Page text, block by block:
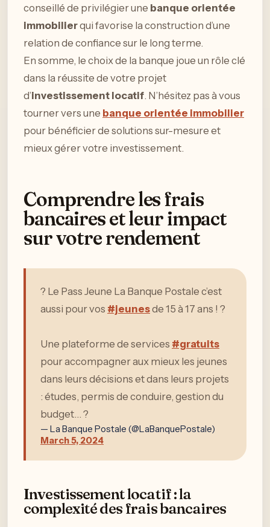
conseillé de privilégier une banque orientée
immobilierqui favorise la construction d’une
relation de confiance sur le long terme.
En somme, le choix de la banque joue un rôle clé
dans la réussite de votre projet
d’investissement locatif. N’hésitez pas à vous
tourner vers une banque orientée immobilier
pour bénéficier de solutions sur-mesure et
mieux gérer votre investissement.
Comprendre les frais
bancaires et leur impact
sur votre rendement
? Le Pass Jeune La Banque Postale c’est
aussi pour vos #jeunesde 15 à 17 ans ! ?
Une plateforme de services #gratuits
pour accompagner aux mieux les jeunes
dans leurs décisions et dans leurs projets
: études, permis de conduire, gestion du
budget… ?
— La Banque Postale (@LaBanquePostale)
March 5, 2024
Investissement locatif : la
complexité des frais bancaires